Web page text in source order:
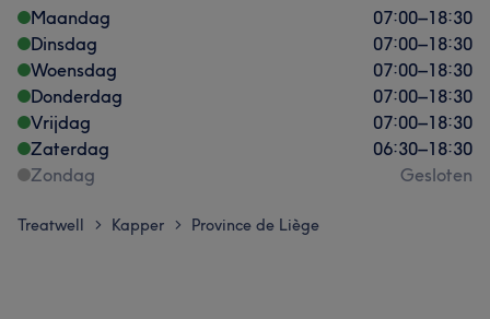
Maandag 07:00–18:30
Dinsdag
07:00–18:30
Woensdag
07:00–18:30
Donderdag
07:00–18:30
Vrijdag
07:00–18:30
Zaterdag
06:30–18:30
Zondag
Gesloten
Treatwell > Kapper > Province de Liège